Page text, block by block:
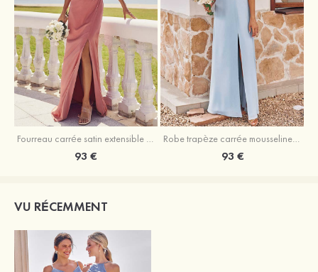
Fourreau carrée satin extensible ras du sol robe de demoiselle d'honneur
93 €
Robe trapèze carrée mousseline ras du sol robe de demoiselle d'honneur
93 €
VU RÉCEMMENT